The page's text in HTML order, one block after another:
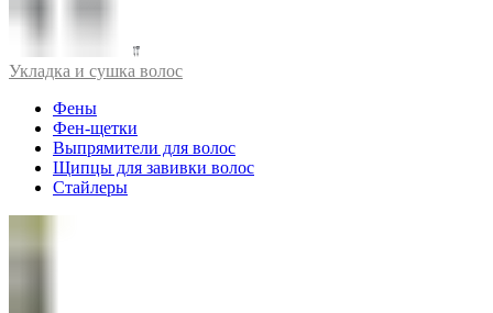
Укладка и сушка волос
Фены
Фен-щетки
Выпрямители для волос
Щипцы для завивки волос
Стайлеры